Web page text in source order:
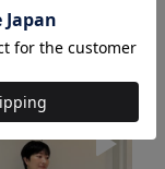
ング